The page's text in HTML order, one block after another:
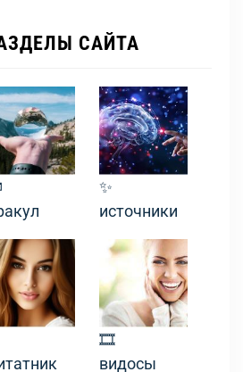
САЙТА
✨
источники
🎞
видосы